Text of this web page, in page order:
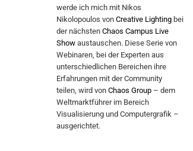
werde ich mich mit Nikos
Nikolopoulos vonCreative Lighting bei
der nächstenChaos Campus Live
Show austauschen. Diese Serie von
Webinaren, bei der Experten aus
unterschiedlichen Bereichen ihre
Erfahrungen mit der Community
teilen, wird vonChaos Group – dem
Weltmarktführer im Bereich
Visualisierung und Computergrafik –
ausgerichtet.